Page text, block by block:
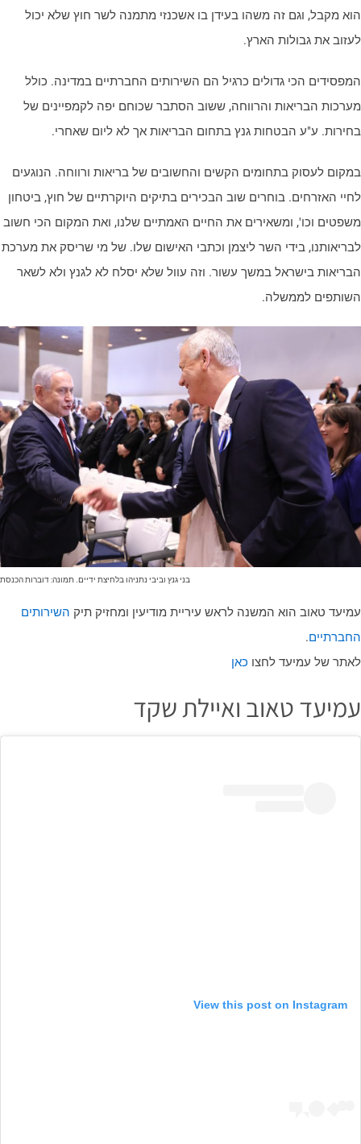
מקבל, וגם זה משהו בעידן בו אשכנזי מתמנה לשר חוץ שלא יכול
את גבולות הארץ.
הכי גדולים כרגיל הם השירותים החברתיים במדינה. כולל
הבריאות והרווחה, ששוב הסתבר שכוחם יפה לקמפיינים של
ע"ע הבטחות גנץ בתחום הבריאות אך לא ליום שאחרי.
לעסוק בתחומים הקשים והחשובים של בריאות ורווחה. הנוגעים
האזרחים. בוחרים שוב הבכירים בתיקים היוקרתיים של חוץ, ביטחון
וכו', ומשאירים את החיים האמתיים שלנו, ואת המקום הכי חשוב
בידי השר ליצמן וכתבי האישום שלו. של מי שריסק את מערכת
בישראל במשך עשור. וזה עוול שלא יסלח לא לגנץ ולא לשאר
לממשלה.
בני גנץ וביבי נתניהו בלחיצת ידיים. תמונה: דוברות הכנסת
טאוב הוא המשנה לראש עיריית מודיעין ומחזיק תיקהשירותים
.
של עמיעד לחצוכאן
טאוב ואיילת שקד
View this post on Instagram